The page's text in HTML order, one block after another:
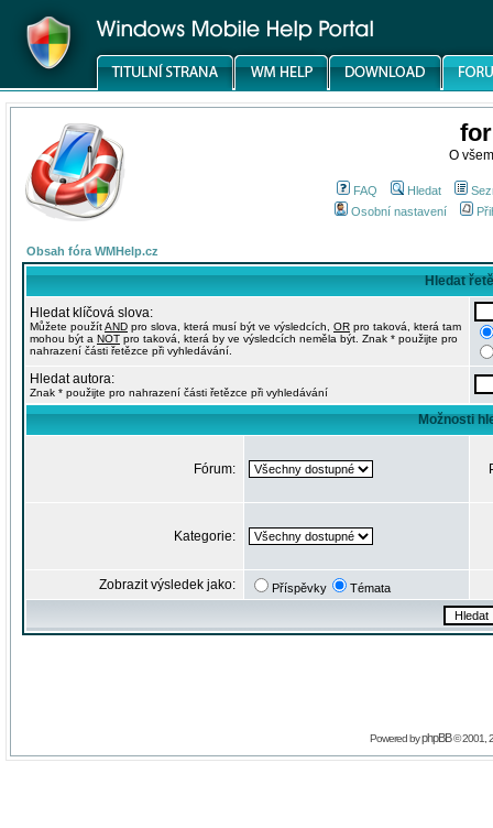
O
FAQ Hledat
Osobní nastavení
Obsah fóra WMHelp.cz
Hledat
Hledat klíčová slova:
Můžete použítAND pro slova, která musí být ve výsledcích, OR pro taková, která tam
mohou být a NOT pro taková, která by ve výsledcích neměla být. Znak * použijte pro
nahrazení části řetězce při vyhledávání.
Hledat autora:
Znak * použijte pro nahrazení části řetězce při vyhledávání
Možnosti
Fórum:
Kategorie:
Zobrazit výsledek jako: Příspěvky Témata
Powered byphpBB© 2001,